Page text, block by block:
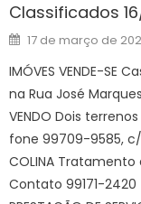
Classificados
Posted
on
17 de março de
IMÓVES VENDE-SE
na Rua José
VENDO Dois
fone 99709-9585, c/
COLINA
Contato 99171-